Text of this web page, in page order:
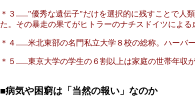
＊３......"優秀な遺伝子"だけを選択的に残すことで人
た。その暴走の果てがヒトラーのナチスドイツによる
＊４......米北東部の名門私立大学８校の総称。ハーバ
＊５......東京大学の学生の６割以上は家庭の世帯年収
■病気や困窮は「当然の報い」なのか